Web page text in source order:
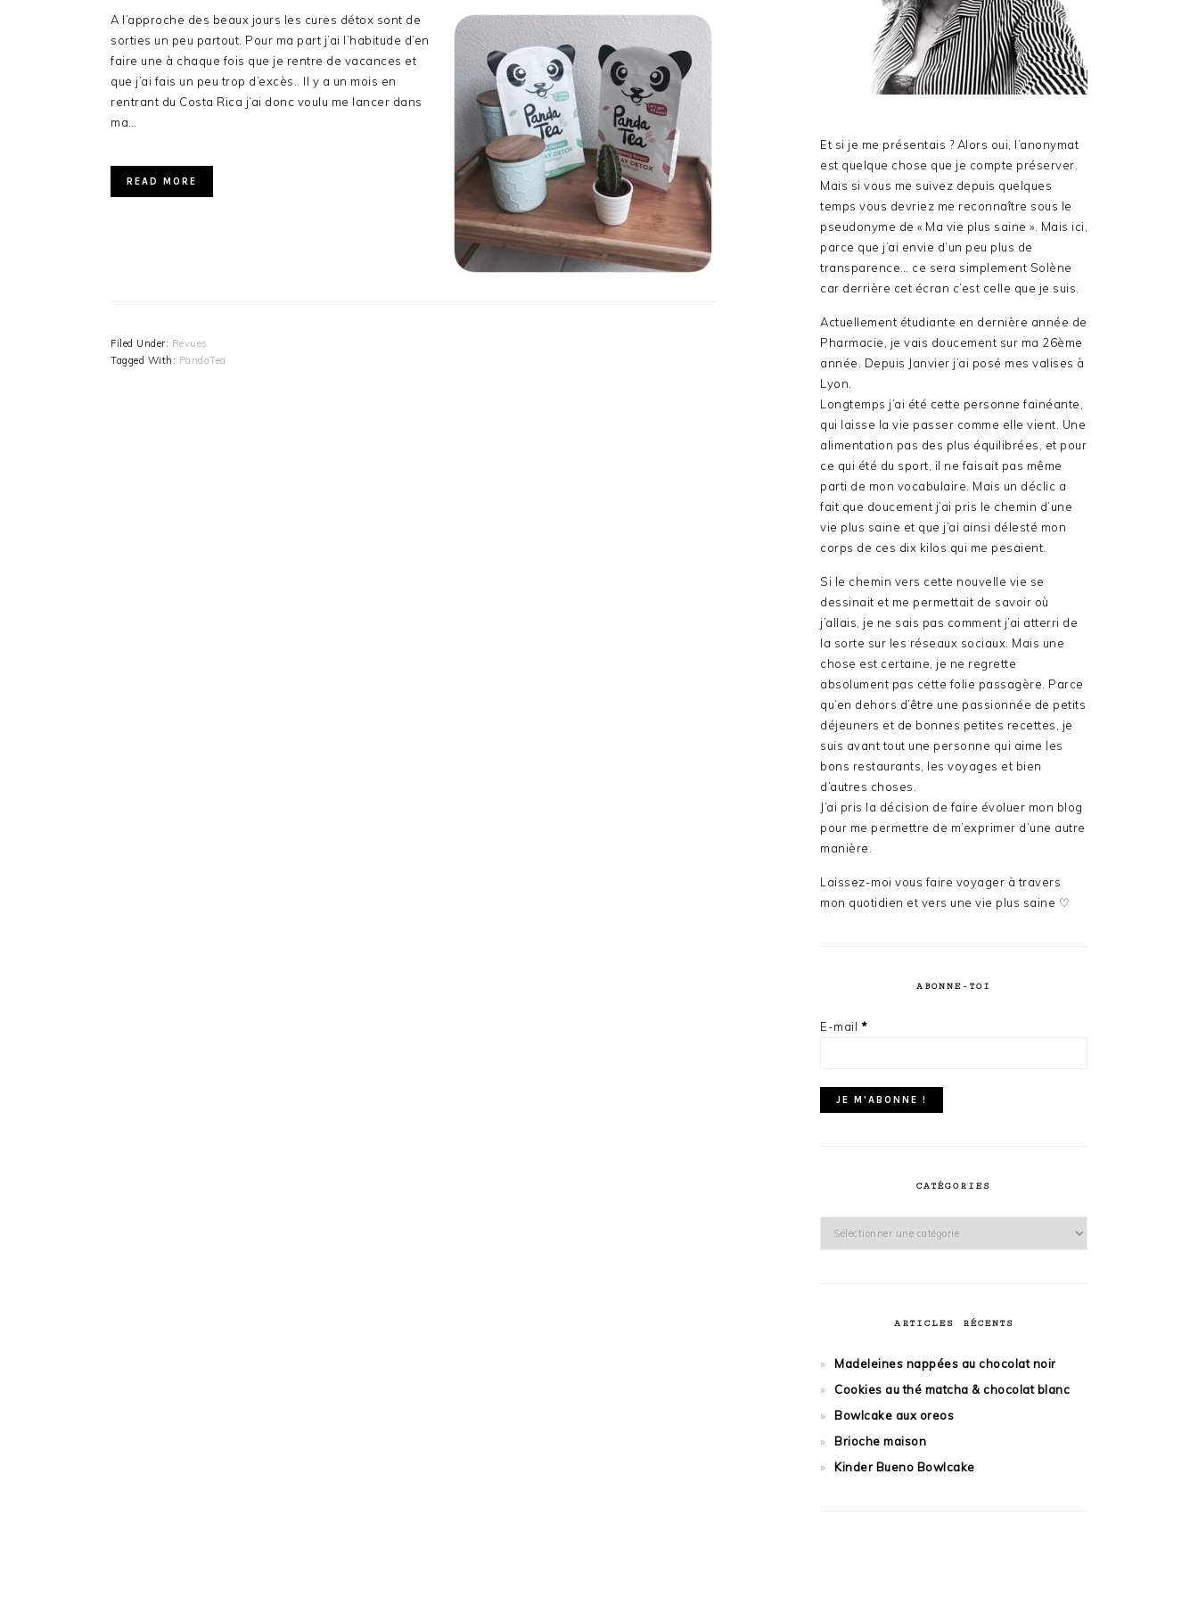
A l’approche des beaux jours les cures détox sont de
sorties un peu partout. Pour ma part j’ai l’habitude d’en
faire une à chaque fois que je rentre de vacances et
que j’ai fais un peu trop d’excès.. Il y a un mois en
rentrant du Costa Rica j’ai donc voulu me lancer dans
ma…
READ MORE
Filed Under: Revues
Tagged With: PandaTea
Et si je me présentais ? Alors oui, l’anonymat
est quelque chose que je compte préserver.
Mais si vous me suivez depuis quelques
temps vous devriez me reconnaître sous le
pseudonyme de « Ma vie plus saine ». Mais ici,
parce que j’ai envie d’un peu plus de
transparence… ce sera simplement Solène
car derrière cet écran c’est celle que je suis.
Actuellement étudiante en dernière année de
Pharmacie, je vais doucement sur ma 26ème
année. Depuis Janvier j’ai posé mes valises à
Lyon.
Longtemps j’ai été cette personne fainéante,
qui laisse la vie passer comme elle vient. Une
alimentation pas des plus équilibrées, et pour
ce qui été du sport, il ne faisait pas même
parti de mon vocabulaire. Mais un déclic a
fait que doucement j’ai pris le chemin d’une
vie plus saine et que j’ai ainsi délesté mon
corps de ces dix kilos qui me pesaient.
Si le chemin vers cette nouvelle vie se
dessinait et me permettait de savoir où
j’allais, je ne sais pas comment j’ai atterri de
la sorte sur les réseaux sociaux. Mais une
chose est certaine, je ne regrette
absolument pas cette folie passagère. Parce
qu’en dehors d’être une passionnée de petits
déjeuners et de bonnes petites recettes, je
suis avant tout une personne qui aime les
bons restaurants, les voyages et bien
d’autres choses.
J’ai pris la décision de faire évoluer mon blog
pour me permettre de m’exprimer d’une autre
manière.
Laissez-moi vous faire voyager à travers
mon quotidien et vers une vie plus saine ♡
ABONNE-TOI
E-mail *
CATÉGORIES
Catégories
ARTICLES RÉCENTS
Madeleines nappées au chocolat noir
Cookies au thé matcha & chocolat blanc
Bowlcake aux oreos
Brioche maison
Kinder Bueno Bowlcake